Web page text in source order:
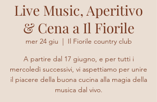
Live Music, Aperitivo
& Cena a Il Fiorile
mer 24 giu
  |
Il Fiorile country club
A partire dal 17 giugno, e per tutti i
mercoledì successivi, vi aspettiamo per unire
il piacere della buona cucina alla magia della
musica dal vivo.